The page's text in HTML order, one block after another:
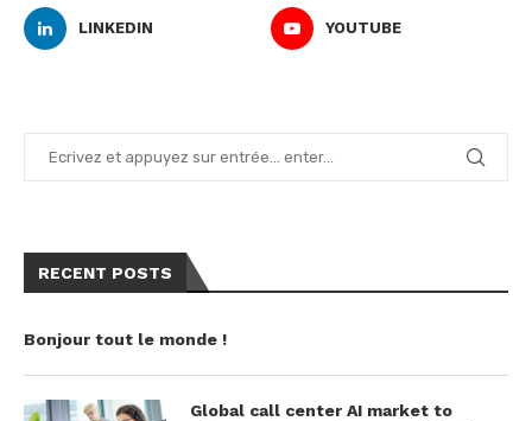
LINKEDIN YOUTUBE
RECENT POSTS
Bonjour tout le monde !
Global call center AI market to